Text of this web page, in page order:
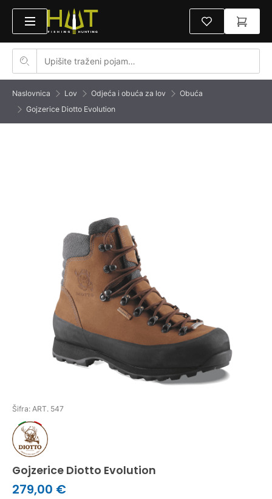
Naslovnica Lov Odjeća i obuća za lov
Obuća
Gojzerice Diotto Evolution
Šifra: ART. 547
Gojzerice Diotto Evolution
279,00 €